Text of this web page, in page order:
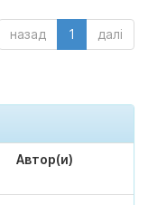
назад 1 далі
Автор(и)